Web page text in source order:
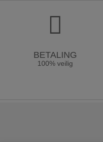
BETALING
100% veilig